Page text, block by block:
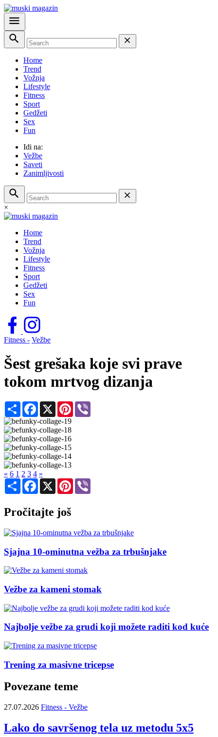
Home
Trend
Vožnja
Lifestyle
Fitness
Sport
Gedžeti
Sex
Fun
Idi na:
Vežbe
Saveti
Zanimljivosti
×
Home
Trend
Vožnja
Lifestyle
Fitness
Sport
Gedžeti
Sex
Fun
Fitness - Vežbe
Šest grešaka koje svi prave
tokom mrtvog dizanja
Share Facebook
X Pinterest
« 6 1 2 3 4 »
Share Facebook
X Pinterest
Pročitajte još
Sjajna 10-ominutna vežba za trbušnjake
Vežbe za kameni stomak
Najbolje vežbe za grudi koji možete raditi kod kuće
Trening za masivne tricepse
Povezane teme
27.07.2026 Fitness - Vežbe
Lako do savršenog tela uz metodu 5x5